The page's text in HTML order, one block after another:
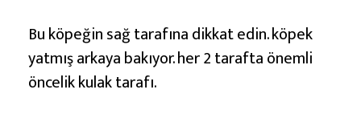
Bu köpeğin sağ tarafına dikkat edin. köpek
yatmış arkaya bakıyor. her 2 tarafta önemli
öncelik kulak tarafı.